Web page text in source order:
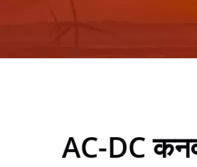
AC-DC